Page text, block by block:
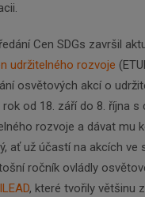
Cen SDGs završil
udržitelného rozvoje
osvětových akcí o
rok od 18. září do 8. října
rozvoje a dávat mu
ať už účastí na akcích ve
ročník ovládly
, které tvořily většinu